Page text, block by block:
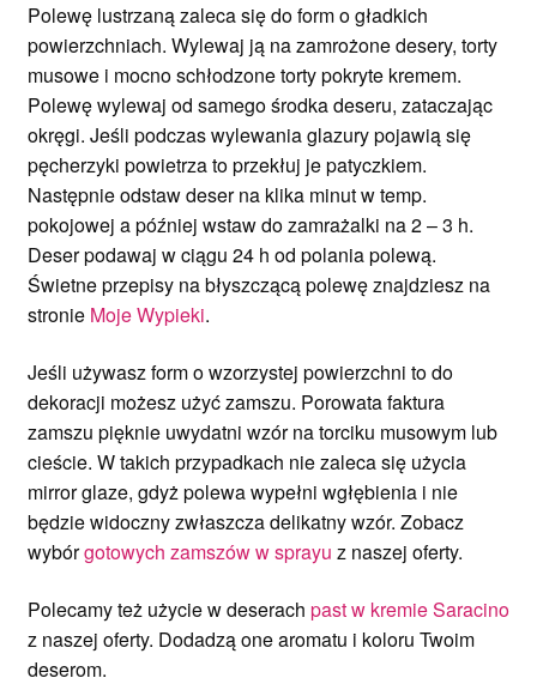
Polewę lustrzaną zaleca się do form o gładkich
powierzchniach. Wylewaj ją na zamrożone desery, torty
musowe i mocno schłodzone torty pokryte kremem.
Polewę wylewaj od samego środka deseru, zataczając
okręgi. Jeśli podczas wylewania glazury pojawią się
pęcherzyki powietrza to przekłuj je patyczkiem.
Następnie odstaw deser na klika minut w temp.
pokojowej a później wstaw do zamrażalki na 2 – 3 h.
Deser podawaj w ciągu 24 h od polania polewą.
Świetne przepisy na błyszczącą polewę znajdziesz na
stronie Moje Wypieki.
Jeśli używasz form o wzorzystej powierzchni to do
dekoracji możesz użyć zamszu. Porowata faktura
zamszu pięknie uwydatni wzór na torciku musowym lub
cieście. W takich przypadkach nie zaleca się użycia
mirror glaze, gdyż polewa wypełni wgłębienia i nie
będzie widoczny zwłaszcza delikatny wzór. Zobacz
wybórgotowych zamszów w sprayu z naszej oferty.
Polecamy też użycie w deserach past w kremie Saracino
z naszej oferty. Dodadzą one aromatu i koloru Twoim
deserom.